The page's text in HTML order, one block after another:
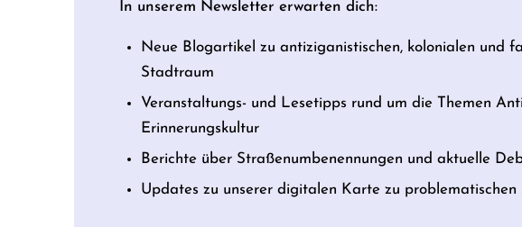
In unserem Newsletter erwarten dich:
Neue Blogartikel zu antiziganistischen, kolonialen und
Stadtraum
Veranstaltungs- und Lesetipps rund um die Themen
Erinnerungskultur
Berichte über Straßenumbenennungen und aktuelle
Updates zu unserer digitalen Karte zu